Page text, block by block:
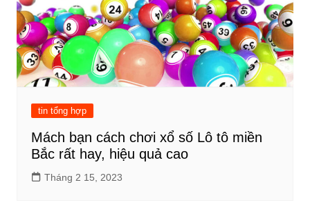
tin tổng hợp
Mách bạn cách chơi xổ số Lô tô miền
Bắc rất hay, hiệu quả cao
Tháng 2 15, 2023